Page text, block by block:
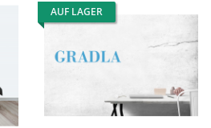
AUF LAGER